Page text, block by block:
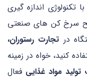
با تکنولوژی اندازه گیری
سرخ کن های صنعتی
در تجارت رستوران،
کنید، خواه در زمینه
مواد غذایی فعال